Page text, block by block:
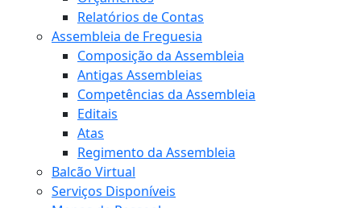
Relatórios de Contas
Assembleia de Freguesia
Composição da Assembleia
Antigas Assembleias
Competências da Assembleia
Editais
Atas
Regimento da Assembleia
Balcão Virtual
Serviços Disponíveis